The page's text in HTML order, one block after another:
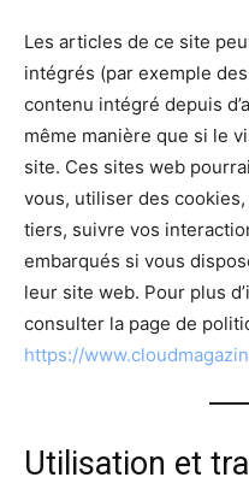
Les articles de ce site
intégrés (par exemple
contenu intégré depuis
même manière que si le
site. Ces sites web
vous, utiliser des
tiers, suivre vos
embarqués si vous
leur site web. Pour plus
consulter la page de
https://
Utilisation et